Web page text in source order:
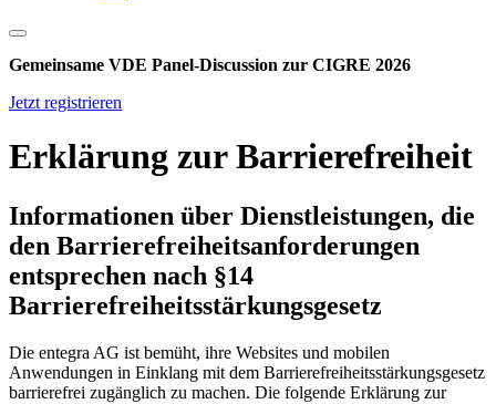
Gemeinsame VDE Panel-Discussion zur CIGRE 2026
Jetzt registrieren
Erklärung zur Barrierefreiheit
Informationen über Dienstleistungen, die
den Barrierefreiheitsanforderungen
entsprechen nach §14
Barrierefreiheitsstärkungsgesetz
Die entegra AG ist bemüht, ihre Websites und mobilen
Anwendungen in Einklang mit dem Barrierefreiheitsstärkungsgesetz
barrierefrei zugänglich zu machen. Die folgende Erklärung zur